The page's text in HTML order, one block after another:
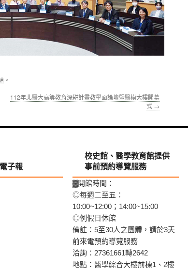
。
112年北醫大高等教育深耕計畫教學面論壇暨醫模大樓開幕
式 →
子報
校史館、醫學教育館提供
事前預約導覽服務
▓開館時間：
◎每週二至五：
10:00~12:00；14:00~15:00
◎例假日休館
備註：5至30人之團體，請於3天
前來電預約導覽服務
洽詢：27361661轉2642
地點：醫學綜合大樓前棟1、2樓